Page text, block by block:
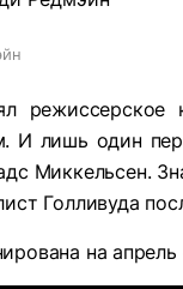
И лишь один
Миккельсен.
Голливуда
на